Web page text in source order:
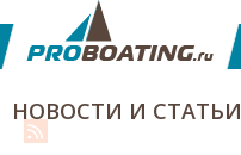
НОВОСТИ И СТАТЬИ